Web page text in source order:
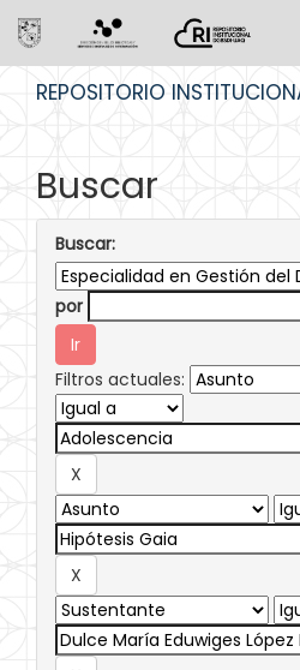
REPOSITORIO
Buscar
Buscar:
por
Filtros actuales: